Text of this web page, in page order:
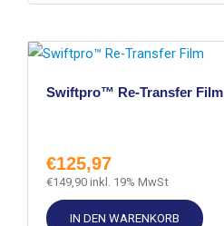
Swiftpro™ Re-Transfer Film
€125,97
€149,90 inkl. 19% MwSt
IN DEN WARENKORB